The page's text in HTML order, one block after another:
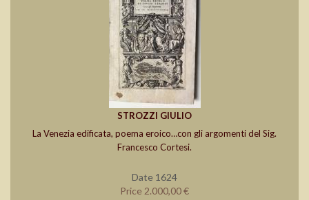
STROZZI GIULIO
La Venezia edificata, poema eroico…con gli argomenti del Sig.
Francesco Cortesi.
Date 1624
Price 2.000,00 €